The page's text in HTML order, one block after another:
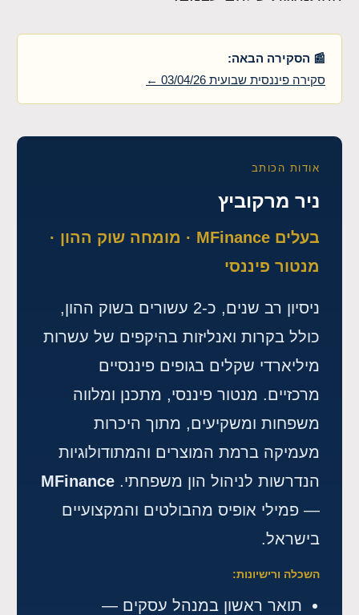
📰 הסקירה הבאה:
סקירה פיננסית שבועית 03/04/26 ←
אודות הכותב
ניר מרקוביץ
בעלים MFinance · מומחה שוק ההון ·
מנטור פיננסי
ניסיון רב שנים, כ-2 עשורים בשוק ההון,
כולל בקרות ואנליזות בהיקפים של עשרות
מיליארדי שקלים בגופים פיננסיים
מרכזיים. מנטור פיננסי, מתכנן ומלווה
משפחות ומשקיעים, מתוך היכרות
מעמיקה ברמת המוצרים והמתודולוגיות
הנדרשות לניהול הון משפחתי. MFinance
— פמילי אופיס מהבולטים והמקצועיים
בישראל.
השכלה ורישיונות:
תואר ראשון במנהל עסקים —